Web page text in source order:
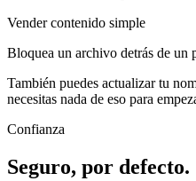
Vender contenido simple
Bloquea un archivo detrás de un
También puedes actualizar tu
necesitas nada de eso para
Confianza
Seguro, por defecto.